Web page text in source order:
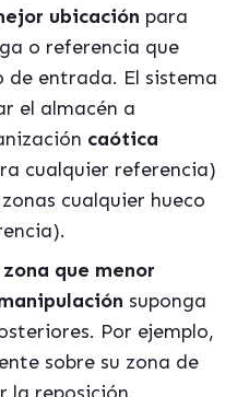
ubicación para
o referencia que
de entrada. El sistema
el almacén a
ón caótica
cualquier referencia)
cualquier hueco
que menor
suponga
Por ejemplo,
sobre su zona de